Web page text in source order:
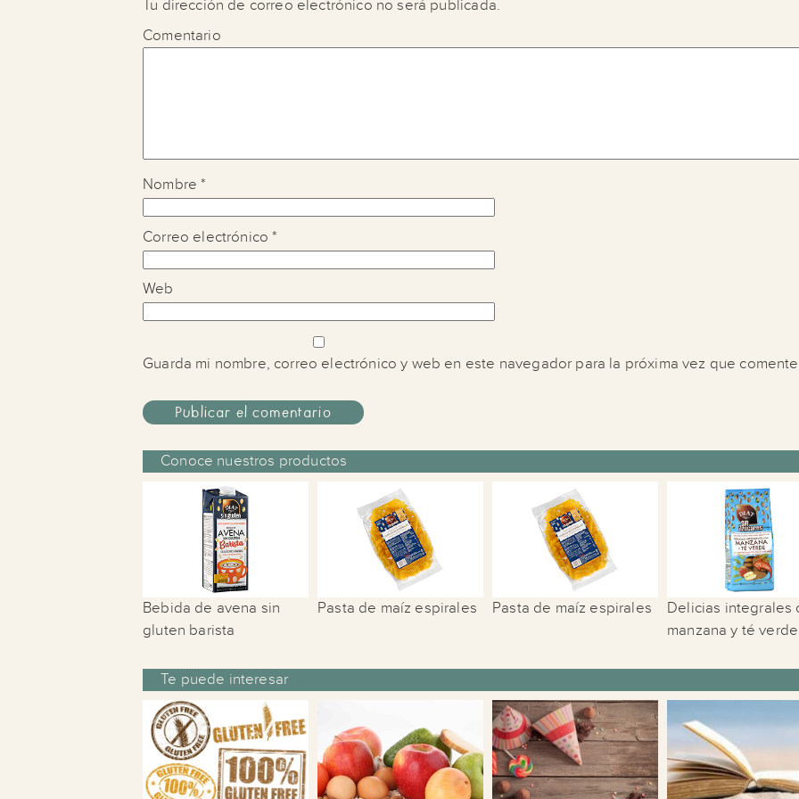
Tu dirección de correo electrónico no será publicada.
Comentario
Nombre*
Correo electrónico*
Web
Guarda mi nombre, correo electrónico y web en este navegador para la próxima vez que
Conoce nuestros productos
Bebida de avena sin
gluten barista
Pasta de maíz espirales Pasta de maíz espirales
Delicias integrales
manzana y té verde
Te puede interesar